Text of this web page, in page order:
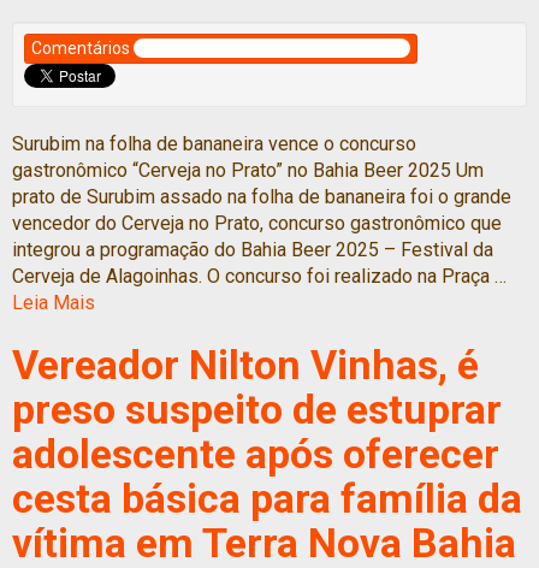
Comentários
Surubim na folha de bananeira vence o concurso
gastronômico “Cerveja no Prato” no Bahia Beer 2025 Um
prato de Surubim assado na folha de bananeira foi o grande
vencedor do Cerveja no Prato, concurso gastronômico que
integrou a programação do Bahia Beer 2025 – Festival da
Cerveja de Alagoinhas. O concurso foi realizado na Praça …
Leia Mais
Vereador Nilton Vinhas, é
preso suspeito de estuprar
adolescente após oferecer
cesta básica para família da
vítima em Terra Nova Bahia